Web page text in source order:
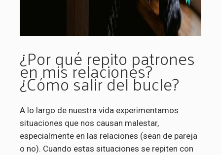
¿Por qué repito patrones
en mis relaciones?
¿Cómo salir del bucle?
A lo largo de nuestra vida experimentamos
situaciones que nos causan malestar,
especialmente en las relaciones (sean de pareja
o no). Cuando estas situaciones se repiten con